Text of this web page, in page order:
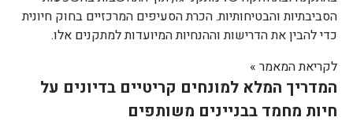
הסביבתיות והבטיחותיות. הכרת הסעיפים המרכזיים בחוק חיונית
כדי להבין את הדרישות וההנחיות המיועדות למתקנים אלו.
לקריאת המאמר »
המדריך המלא למונחים קריטיים בדיונים על
חיות מחמד בבניינים משותפים